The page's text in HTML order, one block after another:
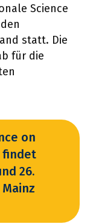
Science
statt. Die
für die
on
findet
26.